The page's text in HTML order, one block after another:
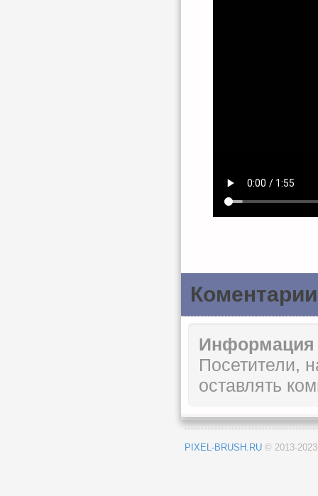
Коментарии
Информация
Посетители,
оставлять
PIXEL-BRUSH.RU © 2013-